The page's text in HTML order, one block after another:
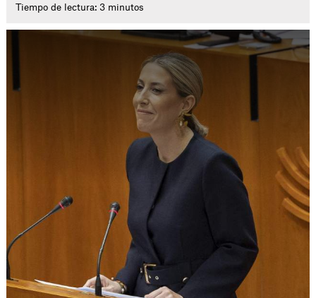
Tiempo de lectura: 3 minutos